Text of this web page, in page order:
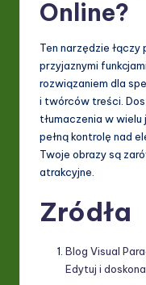
Online?
Ten narzędzie łączy
przyjaznymi
rozwiązaniem dla
i twórców treści.
tłumaczenia w
pełną kontrolę nad
Twoje obrazy są
atrakcyjne.
Zródła
Blog Visual
Edytuj i